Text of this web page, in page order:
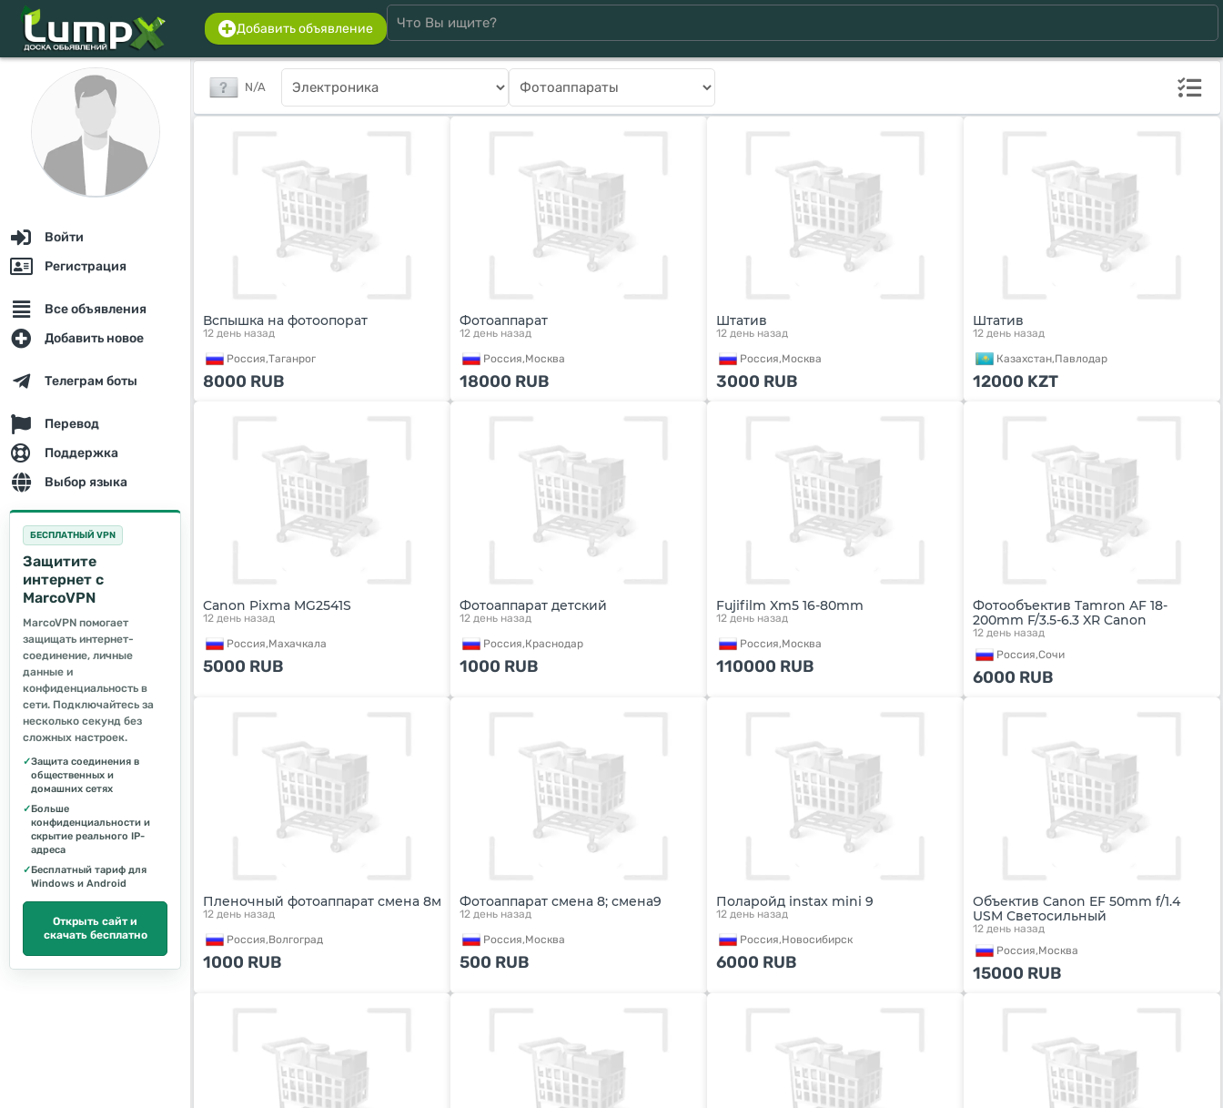
Добавить объявление
Войти
Регистрация
Все объявления
Добавить новое
Телеграм боты
Перевод
Поддержка
Выбор языка
БЕСПЛАТНЫЙ VPN
Защитите
интернет с
MarcoVPN
MarcoVPN помогает
защищать интернет-
соединение, личные
данные и
конфиденциальность в
сети. Подключайтесь за
несколько секунд без
сложных настроек.
✓Защита соединения в
общественных и
домашних сетях
✓Больше
конфиденциальности и
скрытие реального IP-
адреса
✓Бесплатный тариф для
Windows и Android
Открыть сайт и
скачать бесплатно
N/A
Вспышка на фотоопорат
12 день назад
Россия,Таганрог
8000 RUB
Фотоаппарат
12 день назад
Россия,Москва
18000 RUB
Штатив
12 день назад
Россия,Москва
3000 RUB
Штатив
12 день назад
Казахстан,Павлодар
12000 KZT
Canon Pixma MG2541S
12 день назад
Россия,Махачкала
5000 RUB
Фотоаппарат детский
12 день назад
Россия,Краснодар
1000 RUB
Fujifilm Xm5 16-80mm
12 день назад
Россия,Москва
110000 RUB
Фотообъектив Tamron AF 18-
200mm F/3.5-6.3 XR Canon
12 день назад
Россия,Сочи
6000 RUB
Пленочный фотоаппарат смена 8м
12 день назад
Россия,Волгоград
1000 RUB
Фотоаппарат смена 8; смена9
12 день назад
Россия,Москва
500 RUB
Поларойд instax mini 9
12 день назад
Россия,Новосибирск
6000 RUB
Объектив Canon EF 50mm f/1.4
USM Светосильный
12 день назад
Россия,Москва
15000 RUB